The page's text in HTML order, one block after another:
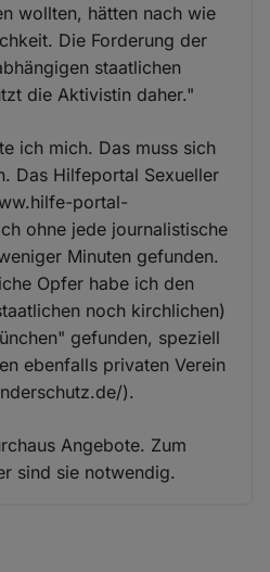
wollten, hätten nach wie
Die Forderung der
staatlichen
die Aktivistin daher."
ich mich. Das muss sich
Das Hilfeportal Sexueller
portal-
ohne jede journalistische
Minuten gefunden.
Opfer habe ich den
noch kirchlichen)
gefunden, speziell
ebenfalls privaten Verein
).
Angebote. Zum
sind sie notwendig.